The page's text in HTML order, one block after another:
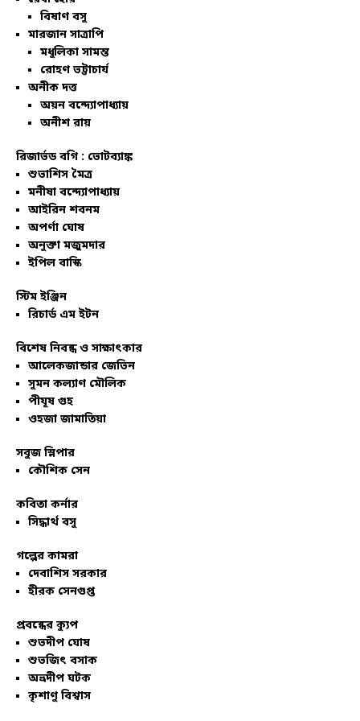
বিষাণ বসু
মারজান সাত্রাপি
মধুলিকা সামন্ত
রোহণ ভট্টাচার্য
অনীক দত্ত
অয়ন বন্দ্যোপাধ্যায়
অনীশ রায়
রিজার্ভড বগি : ভোটব্যাঙ্ক
শুভাশিস মৈত্র
মনীষা বন্দ্যোপাধ্যায়
আইরিন শবনম
অপর্ণা ঘোষ
অনুক্তা মজুমদার
ইপিল বাস্কি
স্টিম ইঞ্জিন
রিচার্ড এম ইটন
বিশেষ নিবন্ধ ও সাক্ষাৎকার
আলেকজান্ডার জেভিন
সুমন কল্যাণ মৌলিক
পীযূষ গুহ
ওহজা জামাতিয়া
সবুজ স্লিপার
কৌশিক সেন
কবিতা কর্নার
সিদ্ধার্থ বসু
গল্পের কামরা
দেবাশিস সরকার
হীরক সেনগুপ্ত
প্রবন্ধের ক্যুপ
শুভদীপ ঘোষ
শুভজিৎ বসাক
অভ্রদীপ ঘটক
কৃশাণু বিশ্বাস